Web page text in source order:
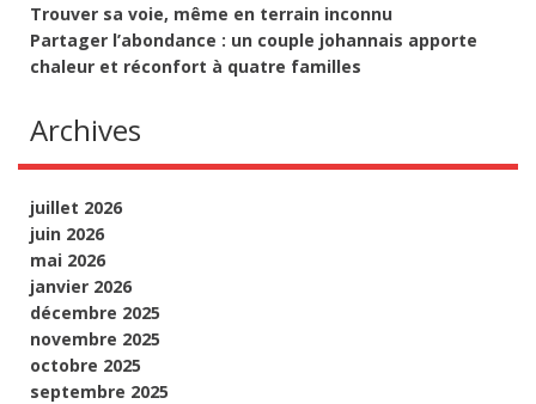
Trouver sa voie, même en terrain inconnu
Partager l’abondance : un couple johannais apporte
chaleur et réconfort à quatre familles
Archives
juillet 2026
juin 2026
mai 2026
janvier 2026
décembre 2025
novembre 2025
octobre 2025
septembre 2025